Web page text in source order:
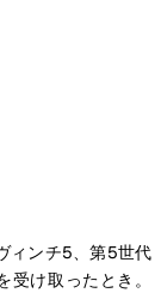
ィンチ5、第5世代
け取ったとき。